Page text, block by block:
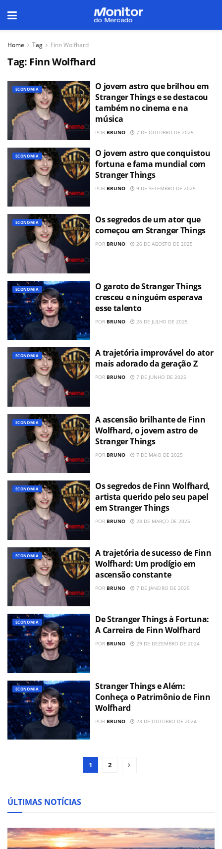
Home Tag Finn Wolfhard
Tag: Finn Wolfhard
ECONOMIA
O jovem astro que brilhou em
Stranger Things e se destacou
também no cinema e na
música
POR BRUNO 7 DE OUTUBRO DE 2025
ECONOMIA
O jovem astro que conquistou
fortuna e fama mundial com
Stranger Things
POR BRUNO 9 DE SETEMBRO DE 2025
ECONOMIA
Os segredos de um ator que
começou em Stranger Things
POR BRUNO 26 DE AGOSTO DE 2025
ECONOMIA
O garoto de Stranger Things
cresceu e ninguém esperava
esse talento
POR BRUNO 26 DE JULHO DE 2025
ECONOMIA
A trajetória improvável do ator
mais adorado da geração Z
POR BRUNO 7 DE JUNHO DE 2025
ECONOMIA
A ascensão brilhante de Finn
Wolfhard, o jovem astro de
Stranger Things
POR BRUNO 7 DE MAIO DE 2025
ECONOMIA
Os segredos de Finn Wolfhard,
artista querido pelo seu papel
em Stranger Things
POR BRUNO 28 DE MARÇO DE 2025
ECONOMIA
A trajetória de sucesso de Finn
Wolfhard: Um prodígio em
ascensão constante
POR BRUNO 7 DE JANEIRO DE 2025
ECONOMIA
De Stranger Things à Fortuna:
A Carreira de Finn Wolfhard
POR BRUNO 29 DE DEZEMBRO DE 2024
ECONOMIA
Stranger Things e Além:
Conheça o Patrimônio de Finn
Wolfhard
POR BRUNO 23 DE OUTUBRO DE 2024
1 2
ÚLTIMAS NOTÍCIAS